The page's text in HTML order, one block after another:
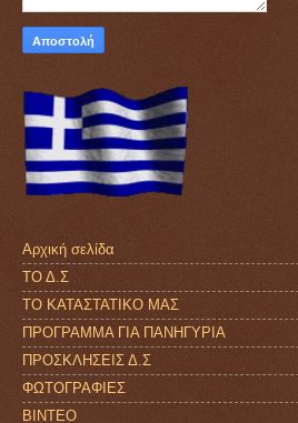
Αρχική σελίδα
ΤΟ Δ.Σ
ΤΟ ΚΑΤΑΣΤΑΤΙΚΟ ΜΑΣ
ΠΡΟΓΡΑΜΜΑ ΓΙΑ ΠΑΝΗΓΥΡΙΑ
ΠΡΟΣΚΛΗΣΕΙΣ Δ.Σ
ΦΩΤΟΓΡΑΦΙΕΣ
ΒΙΝΤΕΟ